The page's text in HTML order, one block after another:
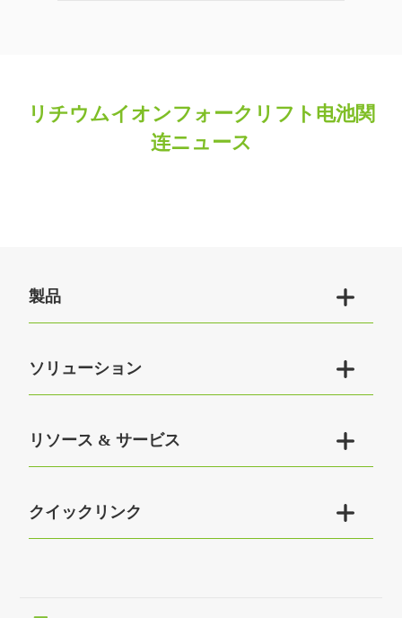
リチウムイオンフォークリフト电池関
连ニュース
製品 
ソリューション 
リソース & サービス 
クイックリンク 